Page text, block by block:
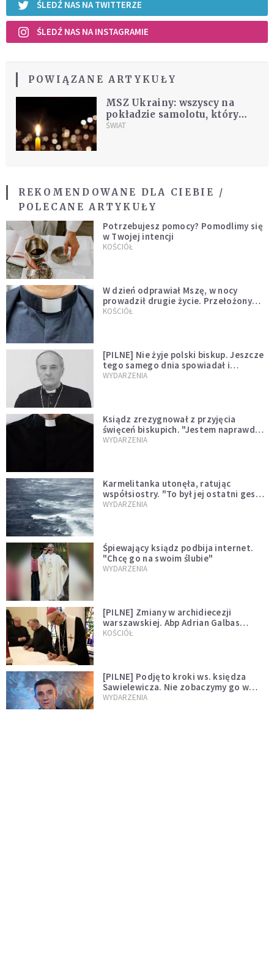
ŚLEDŹ NAS NA TWITTERZE
ŚLEDŹ NAS NA INSTAGRAMIE
POWIĄZANE ARTYKUŁY
MSZ Ukrainy: wszyscy na
pokładzie samolotu, który
rozbił się w Iranie, zginęli
ŚWIAT
REKOMENDOWANE DLA CIEBIE /
POLECANE ARTYKUŁY
Potrzebujesz pomocy? Pomodlimy się
w Twojej intencji
KOŚCIÓŁ
W dzień odprawiał Mszę, w nocy
prowadził drugie życie. Przełożony
kazał mu opuścić zakon
KOŚCIÓŁ
[PILNE] Nie żyje polski biskup. Jeszcze
tego samego dnia spowiadał i
sprawował Mszę świętą
WYDARZENIA
Ksiądz zrezygnował z przyjęcia
święceń biskupich. "Jestem naprawdę
niegodny"
WYDARZENIA
Karmelitanka utonęła, ratując
współsiostry. "To był jej ostatni gest
miłości"
WYDARZENIA
Śpiewający ksiądz podbija internet.
"Chcę go na swoim ślubie"
WYDARZENIA
[PILNE] Zmiany w archidiecezji
warszawskiej. Abp Adrian Galbas
wręczył dekrety nowym proboszczom
KOŚCIÓŁ
[PILNE] Podjęto kroki ws. księdza
Sawielewicza. Nie zobaczymy go w
mediach
WYDARZENIA